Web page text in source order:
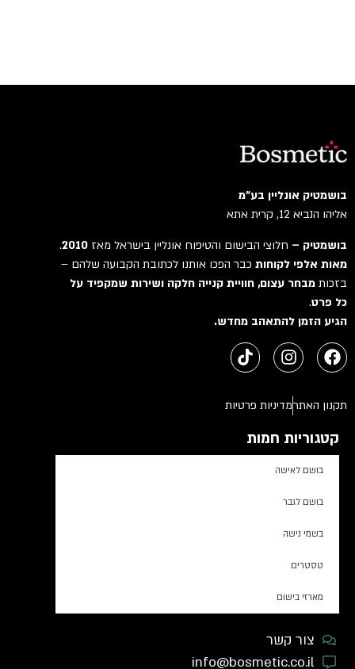
בושמטיק אונליין בע"מ
אליהו הנביא 12, קרית אתא
בושמטיק –חלוצי הבישום והטיפוח אונליין בישראל מאז2010
.
מאות אלפי לקוחותכבר הפכו אותנו לכתובת הקבועה שלהם –
בזכותמבחר עצום, חוויית קנייה חלקה ושירות שמקפיד על
כל פרט.
הגיע הזמן להתאהב מחדש.
תקנון האתרמדיניות פרטיות
קטגוריות חמות
בושם לאישה
בושם לגבר
בשמי נישה
טסטרים
מארזי בישום
צור קשר
info@bosmetic.co.il